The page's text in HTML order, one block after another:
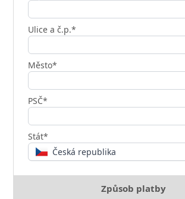
Ulice a č.p.*
Město*
PSČ*
Stát*
Česká republika
Způsob platby